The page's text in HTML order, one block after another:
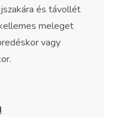
és távollét
meleget
vagy